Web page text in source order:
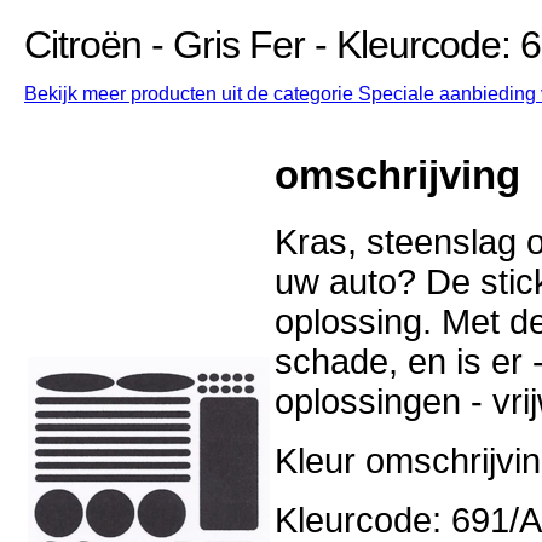
Citroën - Gris Fer - Kleurcode:
Bekijk meer producten uit de categorie Speciale
omschrijving
Kras, steenslag
uw auto? De
oplossing. Met
schade, en is er
oplossingen -
Kleur
Kleurcode: 691/